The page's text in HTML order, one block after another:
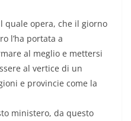
quale opera, che il giorno
l’ha portata a
al meglio e mettersi
al vertice di un
e provincie come la
ministero, da questo